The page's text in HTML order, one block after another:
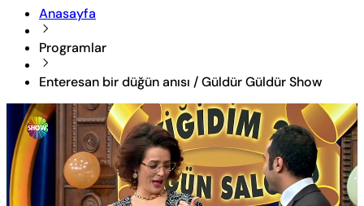
Anasayfa
Programlar
Enteresan bir düğün anısı / Güldür Güldür Show